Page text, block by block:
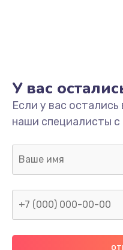
Не
Не
У вас
Если у вас
наши специалисты